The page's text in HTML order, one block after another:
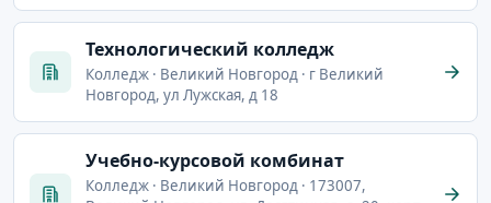
Технологический колледж
Колледж · Великий Новгород · г Великий
Новгород, ул Лужская, д 18
Учебно-курсовой комбинат
Колледж · Великий Новгород · 173007,